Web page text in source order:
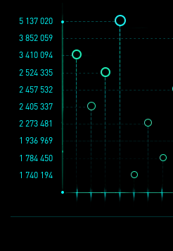
1 936 969
3 852 059
2 457 532
1 784 450
2 273 481
1 740 194
5 137 020
2 524 335
2 405 337
3 410 094